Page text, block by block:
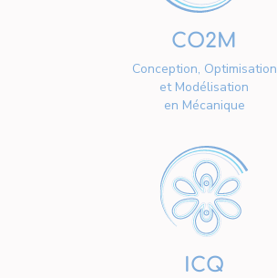
CO2M
Conception, Optimisation
et Modélisation
en Mécanique
ICQ